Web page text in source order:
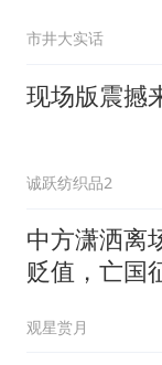
了
市井大实话
现场版震撼
诚跃纺织品2
中方潇洒离
贬值，亡国
观星赏月